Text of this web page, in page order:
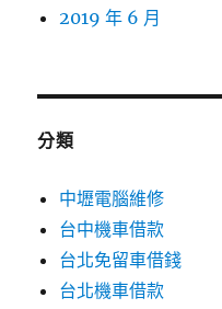
2019 年 6 月
分類
中壢電腦維修
台中機車借款
台北免留車借錢
台北機車借款